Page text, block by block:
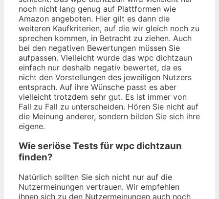
noch nicht lang genug auf Plattformen wie
Amazon angeboten. Hier gilt es dann die
weiteren Kaufkriterien, auf die wir gleich noch zu
sprechen kommen, in Betracht zu ziehen. Auch
bei den negativen Bewertungen müssen Sie
aufpassen. Vielleicht wurde das wpc dichtzaun
einfach nur deshalb negativ bewertet, da es
nicht den Vorstellungen des jeweiligen Nutzers
entsprach. Auf ihre Wünsche passt es aber
vielleicht trotzdem sehr gut. Es ist immer von
Fall zu Fall zu unterscheiden. Hören Sie nicht auf
die Meinung anderer, sondern bilden Sie sich ihre
eigene.
Wie seriöse Tests für wpc dichtzaun
finden?
Natürlich sollten Sie sich nicht nur auf die
Nutzermeinungen vertrauen. Wir empfehlen
ihnen sich zu den Nutzermeinungen auch noch